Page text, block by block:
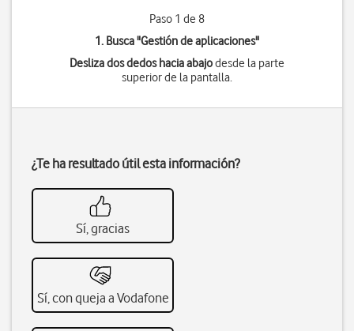
Paso 1 de 8
1. Busca "Gestión de aplicaciones"
Desliza dos dedos hacia abajodesde la parte
superior de la pantalla.
¿Te ha resultado útil esta información?
Sí, gracias
Sí, con queja a Vodafone